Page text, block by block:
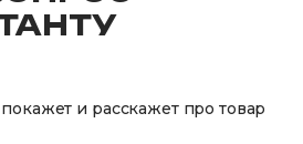
и расскажет про товар